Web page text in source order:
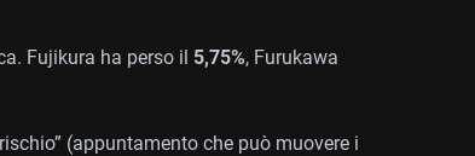
Fujikura ha perso il 5,75%, Furukawa
(appuntamento che può muovere i